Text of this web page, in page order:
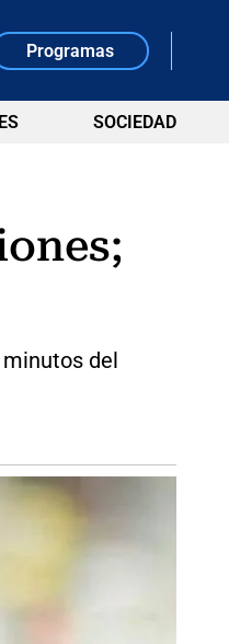
Programas
SOCIEDAD
minutos del